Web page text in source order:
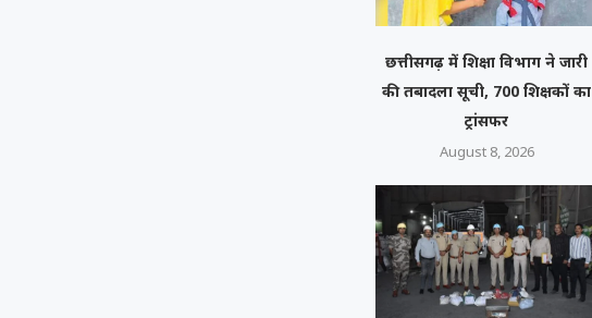
छत्तीसगढ़ में शिक्षा विभाग ने जारी
की तबादला सूची, 700 शिक्षकों का
ट्रांसफर
August 8, 2026